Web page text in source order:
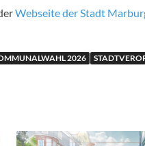
Webseite der Stadt
2026